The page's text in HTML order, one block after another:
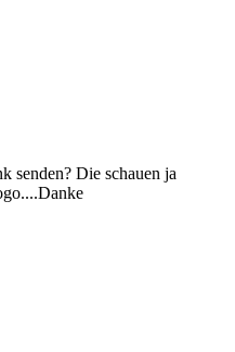
senden? Die schauen ja